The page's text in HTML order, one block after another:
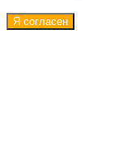
Я согласен